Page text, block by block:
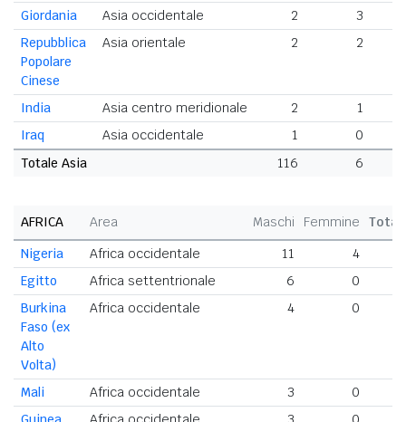
Giordania
Asia occidentale 2 3
Repubblica
Popolare
Cinese
Asia orientale 2 2
India Asia centro meridionale 2
1
Iraq
Asia occidentale 1
0
Totale Asia
116 6
AFRICA Area Maschi Femmine
Nigeria
Africa occidentale 11 4
Egitto
Africa settentrionale 6 0
Burkina
Faso (ex
Alto
Volta)
Africa occidentale 4 0
Mali Africa occidentale 3 0